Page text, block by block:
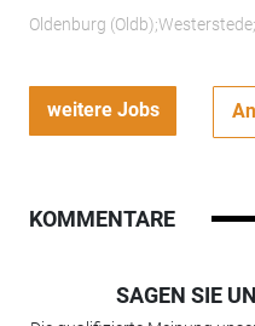
Oldenburg
weitere Jobs
KOMMENTARE
SAGEN SIE